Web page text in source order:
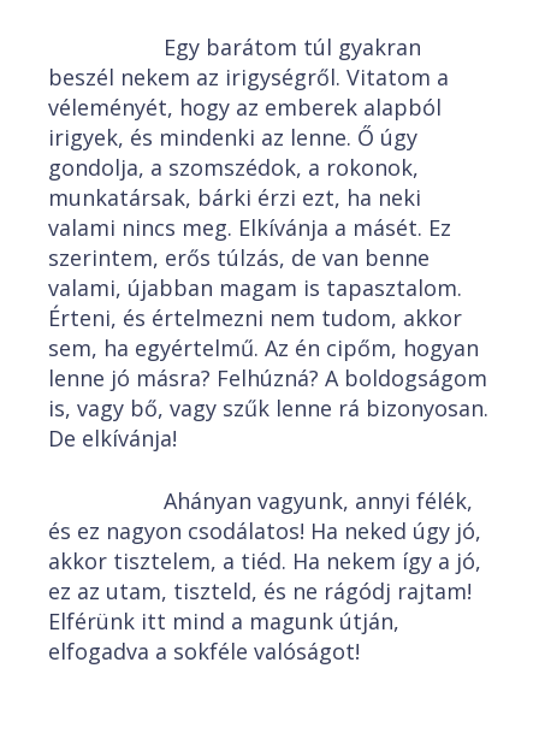
Egy barátom túl gyakran
beszél nekem az irigységről. Vitatom a
véleményét, hogy az emberek alapból
irigyek, és mindenki az lenne. Ő úgy
gondolja, a szomszédok, a rokonok,
munkatársak, bárki érzi ezt, ha neki
valami nincs meg. Elkívánja a másét. Ez
szerintem, erős túlzás, de van benne
valami, újabban magam is tapasztalom.
Érteni, és értelmezni nem tudom, akkor
sem, ha egyértelmű. Az én cipőm, hogyan
lenne jó másra? Felhúzná? A boldogságom
is, vagy bő, vagy szűk lenne rá bizonyosan.
De elkívánja!
Ahányan vagyunk, annyi félék,
és ez nagyon csodálatos! Ha neked úgy jó,
akkor tisztelem, a tiéd. Ha nekem így a jó,
ez az utam, tiszteld, és ne rágódj rajtam!
Elférünk itt mind a magunk útján,
elfogadva a sokféle valóságot!